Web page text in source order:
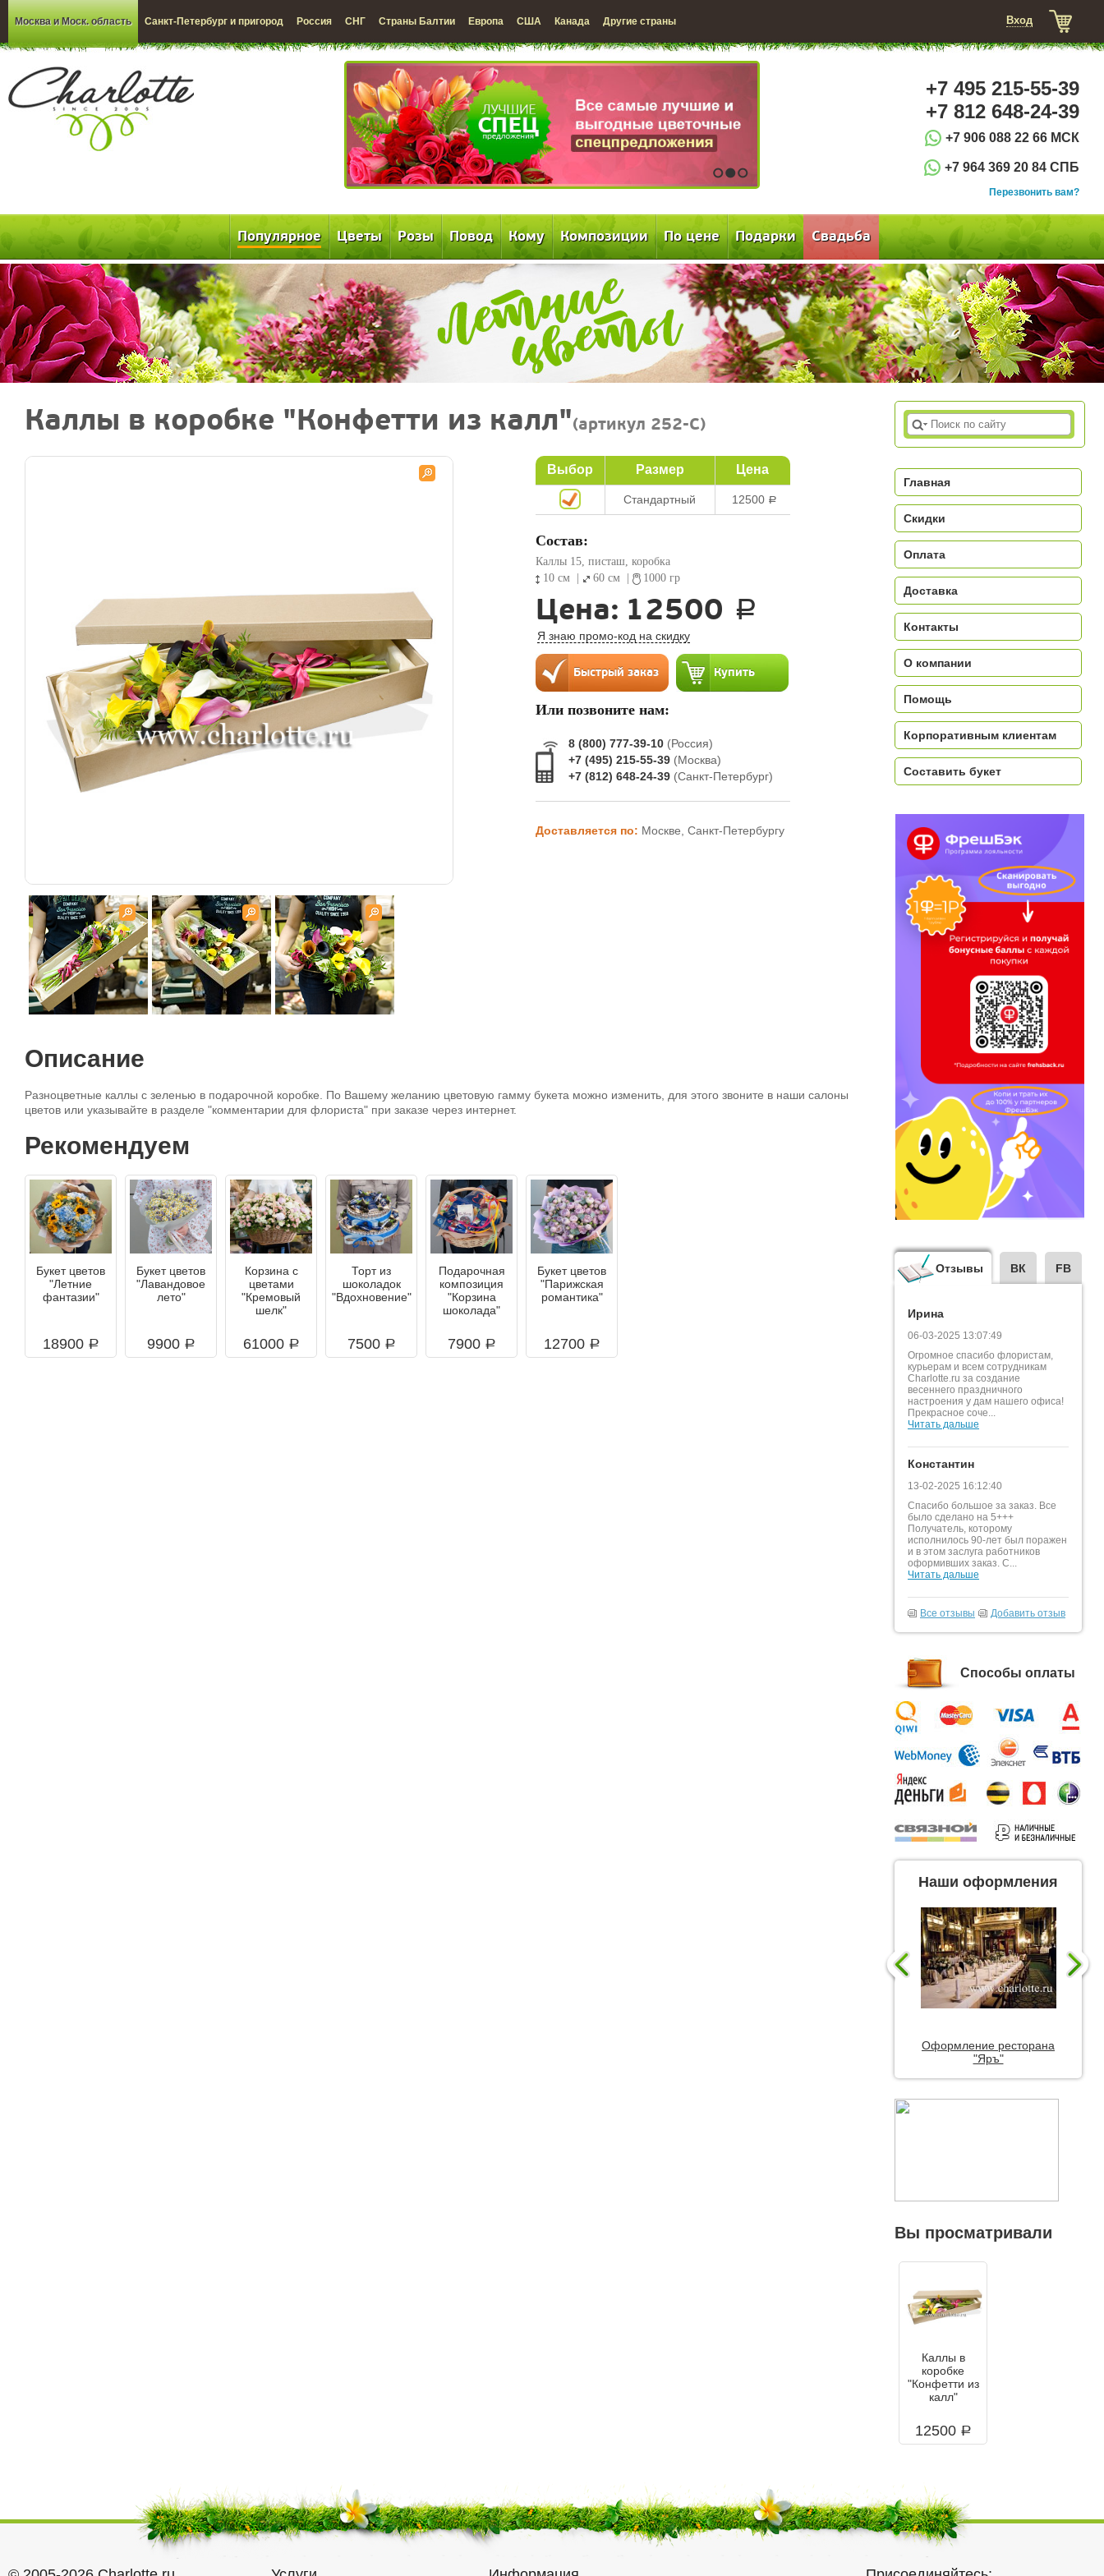
Москва и Моск. область Санкт-Петербург и пригород Россия СНГ Страны Балтии Европа США Канада Другие страны Вход
1 2 3
+7 495 215-55-39
+7 812 648-24-39
+7 906 088 22 66 МСК
+7 964 369 20 84 СПБ
Перезвонить вам?
Популярное Цветы Розы Повод Кому Композиции По цене Подарки Свадьба
Каллы в коробке "Конфетти из калл"(артикул 252-C)
Выбор Размер Цена
Стандартный 12500 a
Состав:
Каллы 15, писташ, коробка
10 см
60 см 1000 гр
Цена: 12500 a
Я знаю промо-код на скидку
Или позвоните нам:
8 (800) 777-39-10 (Россия)
+7 (495) 215-55-39 (Москва)
+7 (812) 648-24-39 (Санкт-Петербург)
Доставляется по: Москве, Санкт-Петербургу
Описание
Разноцветные каллы с зеленью в подарочной коробке. По Вашему желанию цветовую гамму букета можно изменить, для этого звоните в наши салоны
цветов или указывайте в разделе "комментарии для флориста" при заказе через интернет.
Рекомендуем
Букет цветов
"Летние
фантазии"
18900 a
Букет цветов
"Лавандовое
лето"
9900 a
Корзина с
цветами
"Кремовый
шелк"
61000 a
Торт из
шоколадок
"Вдохновение"
7500 a
Подарочная
композиция
"Корзина
шоколада"
7900 a
Букет цветов
"Парижская
романтика"
12700 a
Главная
Скидки
Оплата
Доставка
Контакты
О компании
Помощь
Корпоративным клиентам
Составить букет
Отзывы ВК FB
Ирина
06-03-2025 13:07:49
Огромное спасибо флористам,
курьерам и всем сотрудникам
Charlotte.ru за создание
весеннего праздничного
настроения у дам нашего офиса!
Прекрасное соче...
Читать дальше
Константин
13-02-2025 16:12:40
Спасибо большое за заказ. Все
было сделано на 5+++
Получатель, которому
исполнилось 90-лет был поражен
и в этом заслуга работников
оформивших заказ. С...
Читать дальше
Все отзывы Добавить отзыв
Способы оплаты
Наши оформления
Оформление ресторана
"Яръ"
Вы просматривали
Каллы в
коробке
"Конфетти из
калл"
12500 a